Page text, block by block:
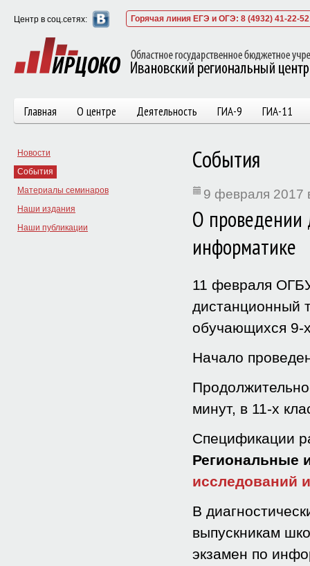
Центр в соц.сетях: Горячая линия ЕГЭ и ОГЭ: 8 (4932) 41-22-
Главная О центре Деятельность ГИА-9 ГИА-11
Новости
События
Материалы семинаров
Наши издания
Наши публикации
События
9 февраля 2017
О проведении
информатике
11 февраля
дистанционный
обучающихся 9-
Начало
минут, в 11-х
Спецификации
Региональные
исследований
В
выпускникам
экзамен по